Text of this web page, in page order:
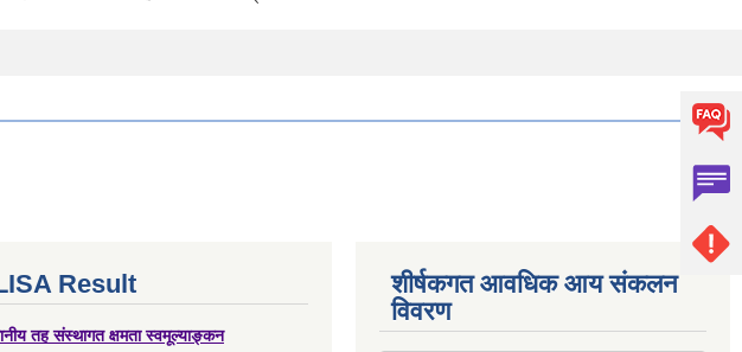
Result
तह संस्थागत क्षमता स्वमूल्याङ्कन
शीर्षकगत आवधिक आय संकलन
विवरण